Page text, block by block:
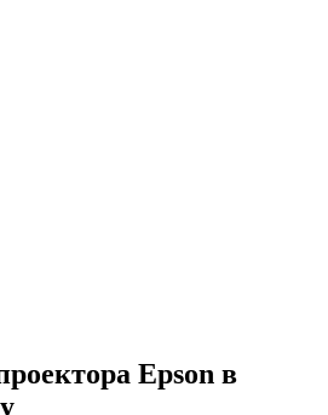
Epson в